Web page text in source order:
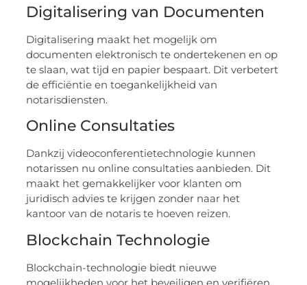
Digitalisering van Documenten
Digitalisering maakt het mogelijk om
documenten elektronisch te ondertekenen en op
te slaan, wat tijd en papier bespaart. Dit verbetert
de efficiëntie en toegankelijkheid van
notarisdiensten.
Online Consultaties
Dankzij videoconferentietechnologie kunnen
notarissen nu online consultaties aanbieden. Dit
maakt het gemakkelijker voor klanten om
juridisch advies te krijgen zonder naar het
kantoor van de notaris te hoeven reizen.
Blockchain Technologie
Blockchain-technologie biedt nieuwe
mogelijkheden voor het beveiligen en verifiëren